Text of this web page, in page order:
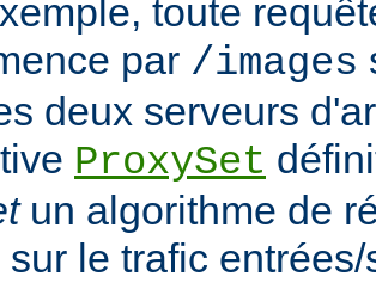
toute
par /images
deux serveurs
ProxySet
un algorithme de
sur le trafic